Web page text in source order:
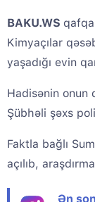
BAKU.WS
Kimyaçılar
yaşadığı evin
Hadisənin
Şübhəli şəxs
Faktla bağlı
açılıb,
Ən